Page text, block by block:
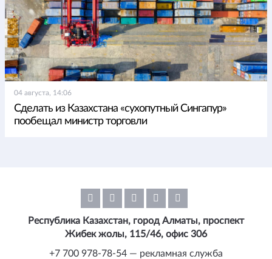
04 августа, 14:06
Сделать из Казахстана «сухопутный Сингапур»
пообещал министр торговли
Республика Казахстан, город Алматы, проспект
Жибек жолы, 115/46, офис 306
+7 700 978-78-54 — рекламная служба